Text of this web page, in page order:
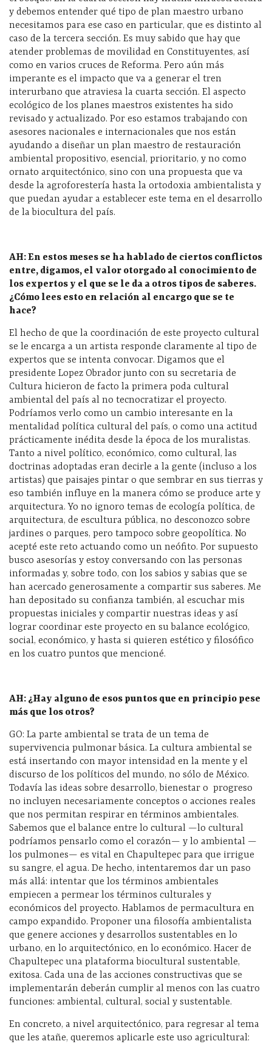
y debemos entender qué tipo de plan maestro urbano
necesitamos para ese caso en particular, que es distinto al
caso de la tercera sección. Es muy sabido que hay que
atender problemas de movilidad en Constituyentes, así
como en varios cruces de Reforma. Pero aún más
imperante es el impacto que va a generar el tren
interurbano que atraviesa la cuarta sección. El aspecto
ecológico de los planes maestros existentes ha sido
revisado y actualizado. Por eso estamos trabajando con
asesores nacionales e internacionales que nos están
ayudando a diseñar un plan maestro de restauración
ambiental propositivo, esencial, prioritario, y no como
ornato arquitectónico, sino con una propuesta que va
desde la agroforestería hasta la ortodoxia ambientalista y
que puedan ayudar a establecer este tema en el desarrollo
de la biocultura del país.
AH: En estos meses se ha hablado de ciertos conflictos
entre, digamos, el valor otorgado al conocimiento de
los expertos y el que se le da a otros tipos de saberes.
¿Cómo lees esto en relación al encargo que se te
hace?
El hecho de que la coordinación de este proyecto cultural
se le encarga a un artista responde claramente al tipo de
expertos que se intenta convocar. Digamos que el
presidente Lopez Obrador junto con su secretaria de
Cultura hicieron de facto la primera poda cultural
ambiental del país al no tecnocratizar el proyecto.
Podríamos verlo como un cambio interesante en la
mentalidad política cultural del país, o como una actitud
prácticamente inédita desde la época de los muralistas.
Tanto a nivel político, económico, como cultural, las
doctrinas adoptadas eran decirle a la gente (incluso a los
artistas) que paisajes pintar o que sembrar en sus tierras y
eso también influye en la manera cómo se produce arte y
arquitectura. Yo no ignoro temas de ecología política, de
arquitectura, de escultura pública, no desconozco sobre
jardines o parques, pero tampoco sobre geopolítica. No
acepté este reto actuando como un neófito. Por supuesto
busco asesorías y estoy conversando con las personas
informadas y, sobre todo, con los sabios y sabias que se
han acercado generosamente a compartir sus saberes. Me
han depositado su confianza también, al escuchar mis
propuestas iniciales y compartir nuestras ideas y así
lograr coordinar este proyecto en su balance ecológico,
social, económico, y hasta si quieren estético y filosófico
en los cuatro puntos que mencioné.
AH: ¿Hay alguno de esos puntos que en principio pese
más que los otros?
GO: La parte ambiental se trata de un tema de
supervivencia pulmonar básica. La cultura ambiental se
está insertando con mayor intensidad en la mente y el
discurso de los políticos del mundo, no sólo de México.
Todavía las ideas sobre desarrollo, bienestar o progreso
no incluyen necesariamente conceptos o acciones reales
que nos permitan respirar en términos ambientales.
Sabemos que el balance entre lo cultural —lo cultural
podríamos pensarlo como el corazón— y lo ambiental —
los pulmones— es vital en Chapultepec para que irrigue
su sangre, el agua. De hecho, intentaremos dar un paso
más allá: intentar que los términos ambientales
empiecen a permear los términos culturales y
económicos del proyecto. Hablamos de permacultura en
campo expandido. Proponer una filosofía ambientalista
que genere acciones y desarrollos sustentables en lo
urbano, en lo arquitectónico, en lo económico. Hacer de
Chapultepec una plataforma biocultural sustentable,
exitosa. Cada una de las acciones constructivas que se
implementarán deberán cumplir al menos con las cuatro
funciones: ambiental, cultural, social y sustentable.
En concreto, a nivel arquitectónico, para regresar al tema
que les atañe, queremos aplicarle este uso agricultural: